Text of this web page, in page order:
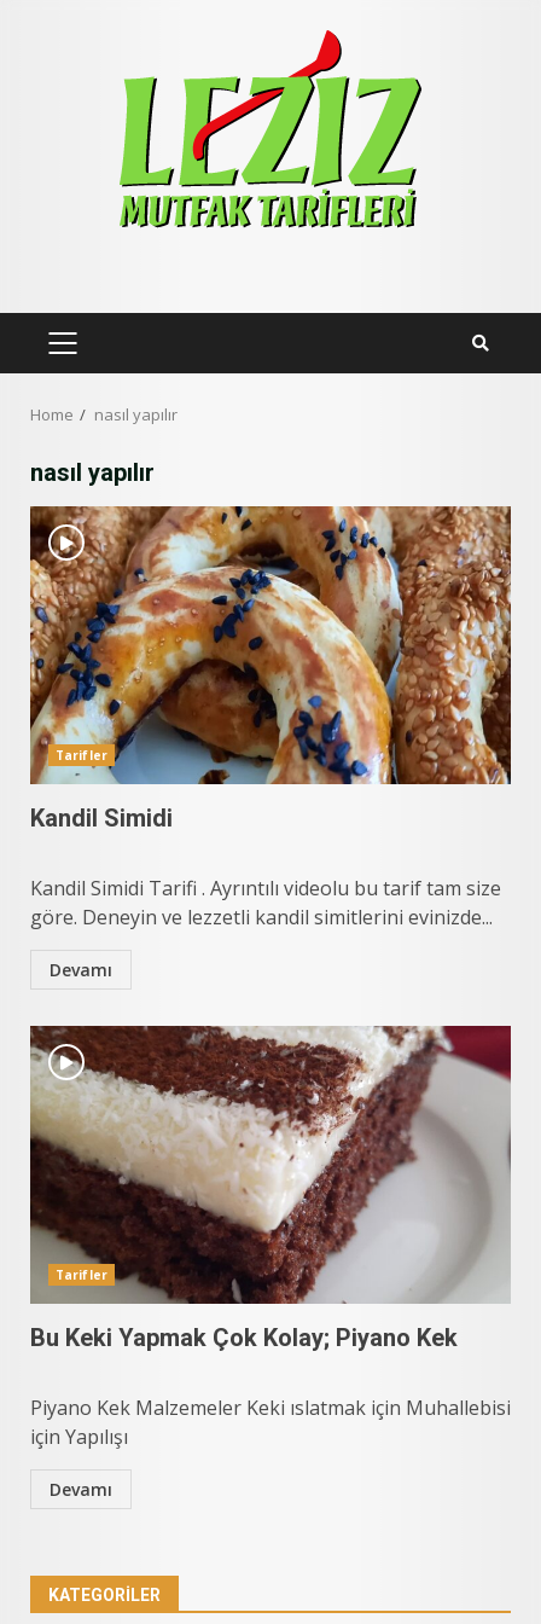
PRIMARY
Home nasıl yapılır
nasıl yapılır
Tarifler
Kandil Simidi
Kandil Simidi Tarifi . Ayrıntılı videolu bu tarif tam size
göre. Deneyin ve lezzetli kandil simitlerini evinizde...
Devamı
Tarifler
Bu Keki Yapmak Çok Kolay; Piyano Kek
Piyano Kek Malzemeler Keki ıslatmak için Muhallebisi
için Yapılışı
Devamı
KATEGORILER